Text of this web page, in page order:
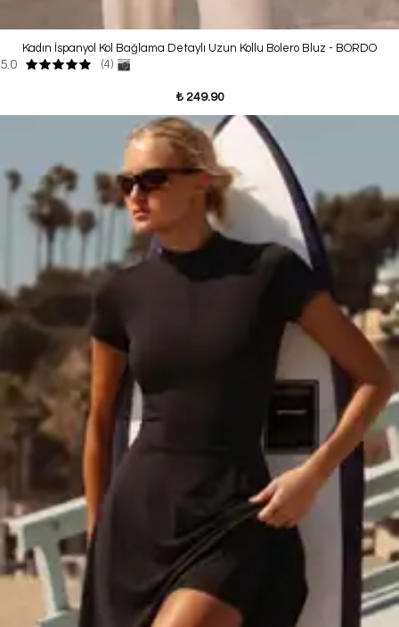
Kadın İspanyol Kol Bağlama Detaylı Uzun Kollu Bolero Bluz - BORDO
5.0 (4)
₺ 249.90